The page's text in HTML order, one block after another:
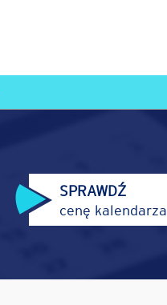
SPRAWDŹ
cenę kalendarza